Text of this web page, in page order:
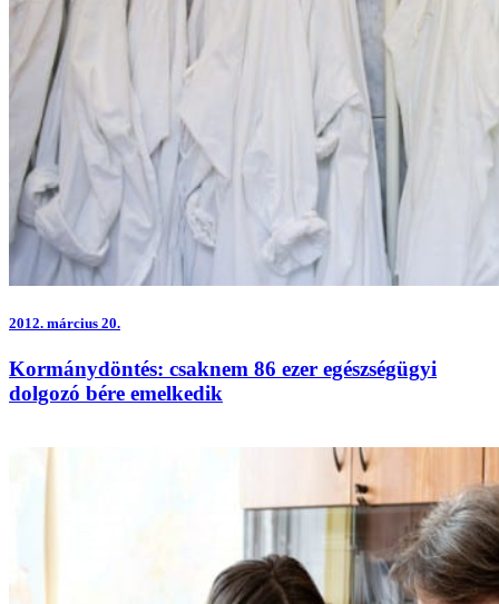
2012. március 20.
Kormánydöntés: csaknem 86 ezer egészségügyi
dolgozó bére emelkedik